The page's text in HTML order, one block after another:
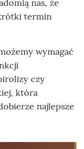
nas, że
termin
wymagać
czy
która
najlepsze